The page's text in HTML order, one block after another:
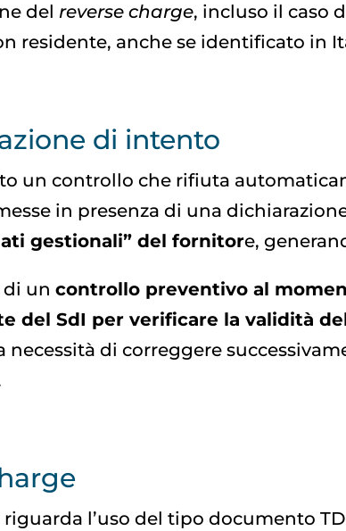
del reverse charge, incluso il caso
residente, anche se identificato in
di intento
un controllo che rifiuta
in presenza di una
gestionali” del fornitore,
di uncontrollo preventivo al
del SdI per verificare la validità
necessità di correggere
riguarda l’uso del tipo documento